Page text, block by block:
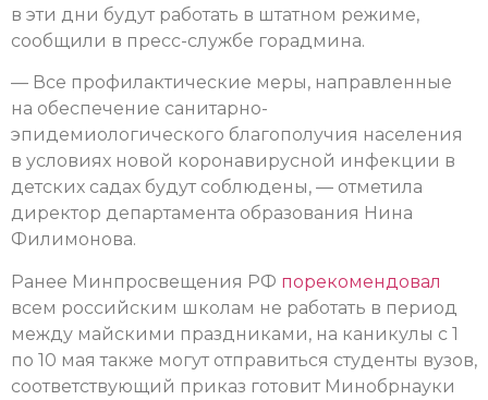
в эти дни будут работать в штатном режиме,
сообщили в пресс-службе горадмина.
— Все профилактические меры, направленные
на обеспечение санитарно-
эпидемиологического благополучия населения
в условиях новой коронавирусной инфекции в
детских садах будут соблюдены, — отметила
директор департамента образования Нина
Филимонова.
Ранее Минпросвещения РФ порекомендовал
всем российским школам не работать в период
между майскими праздниками, на каникулы с 1
по 10 мая также могут отправиться студенты вузов,
соответствующий приказ готовит Минобрнауки